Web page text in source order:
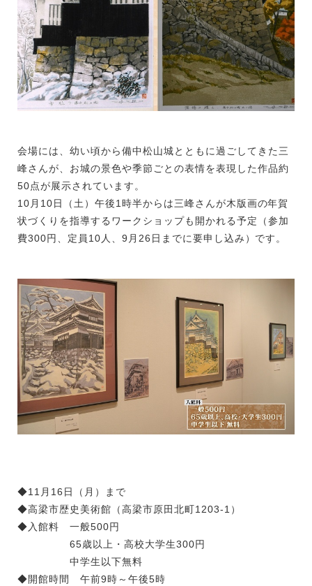
会場には、幼い頃から備中松山城とともに過ごしてきた三
峰さんが、お城の景色や季節ごとの表情を表現した作品約
50点が展示されています。
10月10日（土）午後1時半からは三峰さんが木版画の年賀
状づくりを指導するワークショップも開かれる予定（参加
費300円、定員10人、9月26日までに要申し込み）です。
◆11月16日（月）まで
◆高梁市歴史美術館（高梁市原田北町1203-1）
◆入館料 一般500円
65歳以上・高校大学生300円
中学生以下無料
◆開館時間 午前9時～午後5時